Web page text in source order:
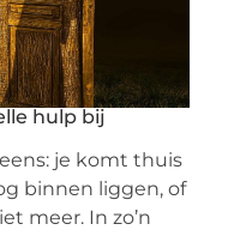
hulp bij
je komt thuis
binnen liggen, of
meer. In zo’n